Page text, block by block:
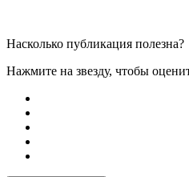
Насколько публикация полезна?
Нажмите на звезду, чтобы